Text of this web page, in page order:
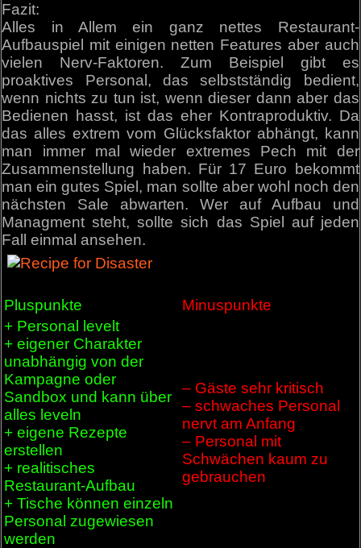
Fazit:
Alles in Allem ein ganz nettes Restaurant-
Aufbauspiel mit einigen netten Features aber auch
vielen Nerv-Faktoren. Zum Beispiel gibt es
proaktives Personal, das selbstständig bedient,
wenn nichts zu tun ist, wenn dieser dann aber das
Bedienen hasst, ist das eher Kontraproduktiv. Da
das alles extrem vom Glücksfaktor abhängt, kann
man immer mal wieder extremes Pech mit der
Zusammenstellung haben. Für 17 Euro bekommt
man ein gutes Spiel, man sollte aber wohl noch den
nächsten Sale abwarten. Wer auf Aufbau und
Managment steht, sollte sich das Spiel auf jeden
Fall einmal ansehen.
Pluspunkte
Minuspunkte
+ Personal levelt
+ eigener Charakter
unabhängig von der
Kampagne oder
Sandbox und kann über
alles leveln
+ eigene Rezepte
erstellen
+ realitisches
Restaurant-Aufbau
+ Tische können einzeln
Personal zugewiesen
werden
– Gäste sehr kritisch
– schwaches Personal
nervt am Anfang
– Personal mit
Schwächen kaum zu
gebrauchen